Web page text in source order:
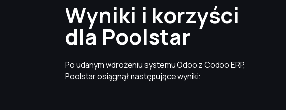
Wyniki i korzyści
dla Poolstar
Po udanym wdrożeniu systemu Odoo z Codoo ERP,
Poolstar osiągnął następujące wyniki: